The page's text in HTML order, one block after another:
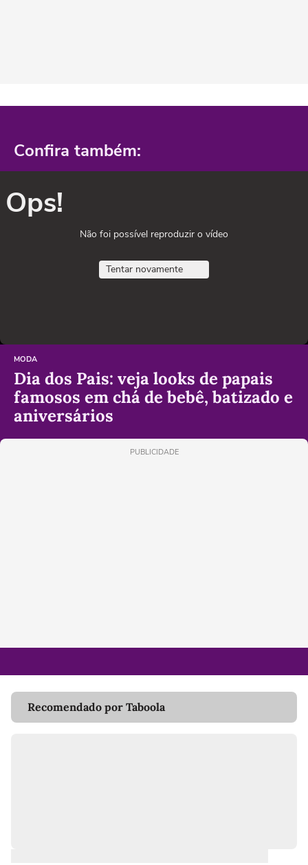
Confira também:
Ops!
Não foi possível reproduzir o vídeo
Tentar novamente
MODA
Dia dos Pais: veja looks de papais
famosos em chá de bebê, batizado e
aniversários
PUBLICIDADE
Recomendado por Taboola